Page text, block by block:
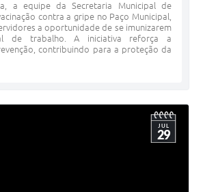
a equipe da Secretaria Municipal de
contra a gripe no Paço Municipal,
a oportunidade de se imunizarem
de trabalho. A iniciativa reforça a
contribuindo para a proteção da
JUL
29